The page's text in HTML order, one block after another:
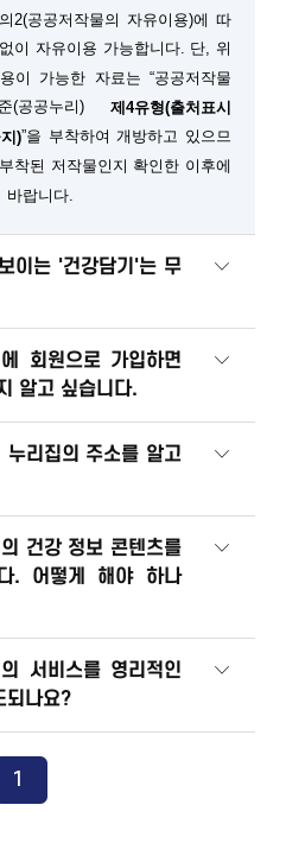
2(공공저작물의 자유이용)에 따
이 자유이용 가능합니다. 단, 위
이 가능한 자료는 “공공저작물
(공공누리) 제4유형(출처표시
)”을 부착하여 개방하고 있으므
착된 저작물인지 확인한 이후에
랍니다.
이는 '건강담기'는 무
회원으로 가입하면
알고 싶습니다.
누리집의 주소를 알고
건강 정보 콘텐츠를
. 어떻게 해야 하나
서비스를 영리적인
되나요?
1